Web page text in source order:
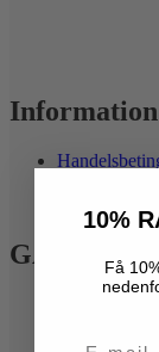
Information
10%
Få
Email